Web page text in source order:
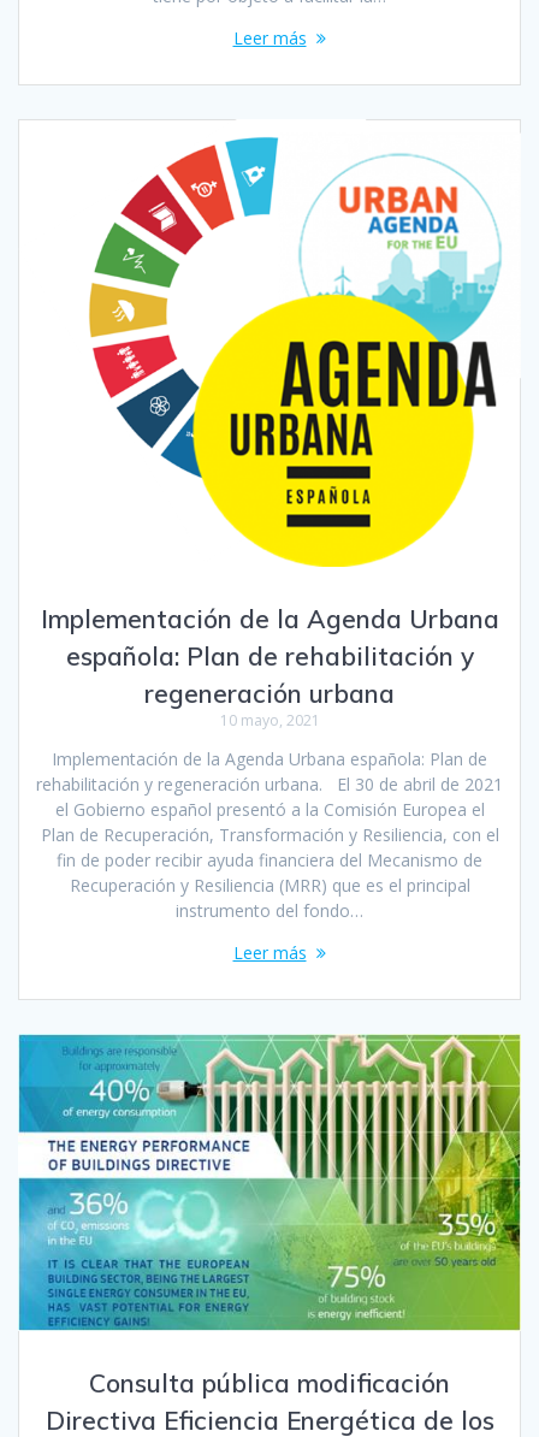
Leer más
Implementación de la Agenda Urbana
española: Plan de rehabilitación y
regeneración urbana
10 mayo, 2021
Implementación de la Agenda Urbana española: Plan de
rehabilitación y regeneración urbana. El 30 de abril de 2021
el Gobierno español presentó a la Comisión Europea el
Plan de Recuperación, Transformación y Resiliencia, con el
fin de poder recibir ayuda financiera del Mecanismo de
Recuperación y Resiliencia (MRR) que es el principal
instrumento del fondo…
Leer más
Consulta pública modificación
Directiva Eficiencia Energética de los